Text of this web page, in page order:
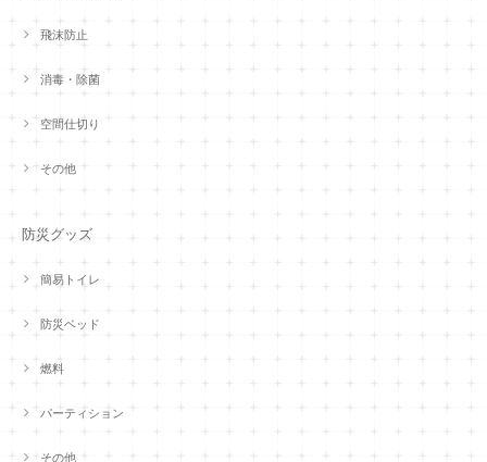
飛沫防止
消毒・除菌
空間仕切り
その他
防災グッズ
簡易トイレ
防災ベッド
燃料
パーティション
その他